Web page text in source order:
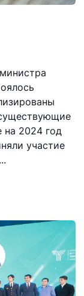
на 2024 год
участие